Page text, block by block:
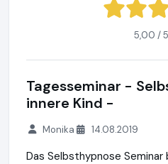
5,00 /
Tagesseminar -
innere Kind -
Monika 14.08.2019
Das Selbsthypnose Seminar